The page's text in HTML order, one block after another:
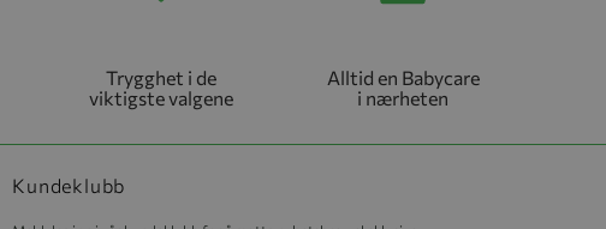
Trygghet i de
viktigste valgene
Alltid en Babycare
i nærheten
Kundeklubb